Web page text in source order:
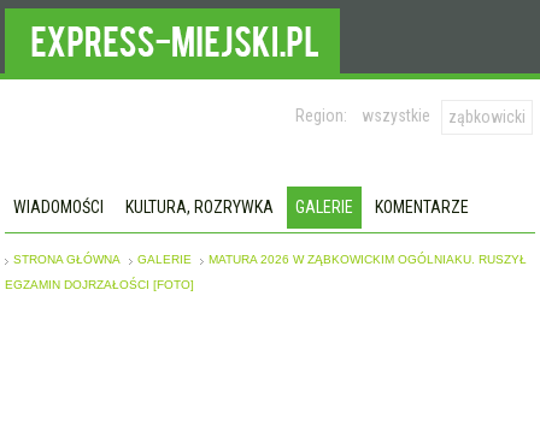
Region: wszystkie ząbkowicki
WIADOMOŚCI KULTURA, ROZRYWKA GALERIE KOMENTARZE
STRONA GŁÓWNA GALERIE
MATURA 2026 W ZĄBKOWICKIM OGÓLNIAKU. RUSZYŁ
EGZAMIN DOJRZAŁOŚCI [FOTO]